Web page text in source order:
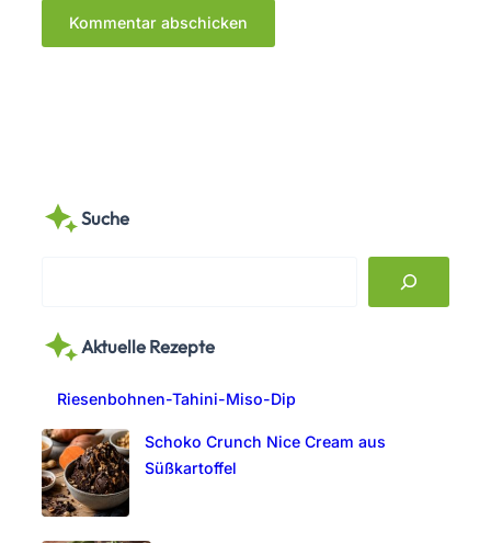
Suche
r
Aktuelle Rezepte
Riesenbohnen-Tahini-Miso-Dip
Schoko Crunch Nice Cream aus
Süßkartoffel